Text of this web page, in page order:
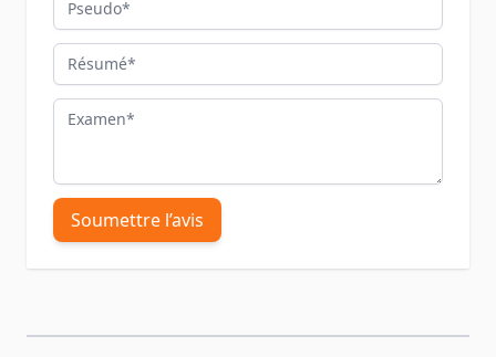
Résumé
Examen
Soumettre l’avis